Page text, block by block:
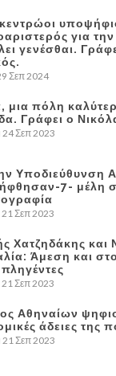
για
γενέσθαι.
Σεπ 2024
μια πόλη
Γράφει ο
24 Σεπ 2023
Υποδιεύθυνση
7- μέλη
21 Σεπ 2023
Χατζηδάκης και
Άμεση και
21 Σεπ 2023
Αθηναίων
άδειες της
21 Σεπ 2023